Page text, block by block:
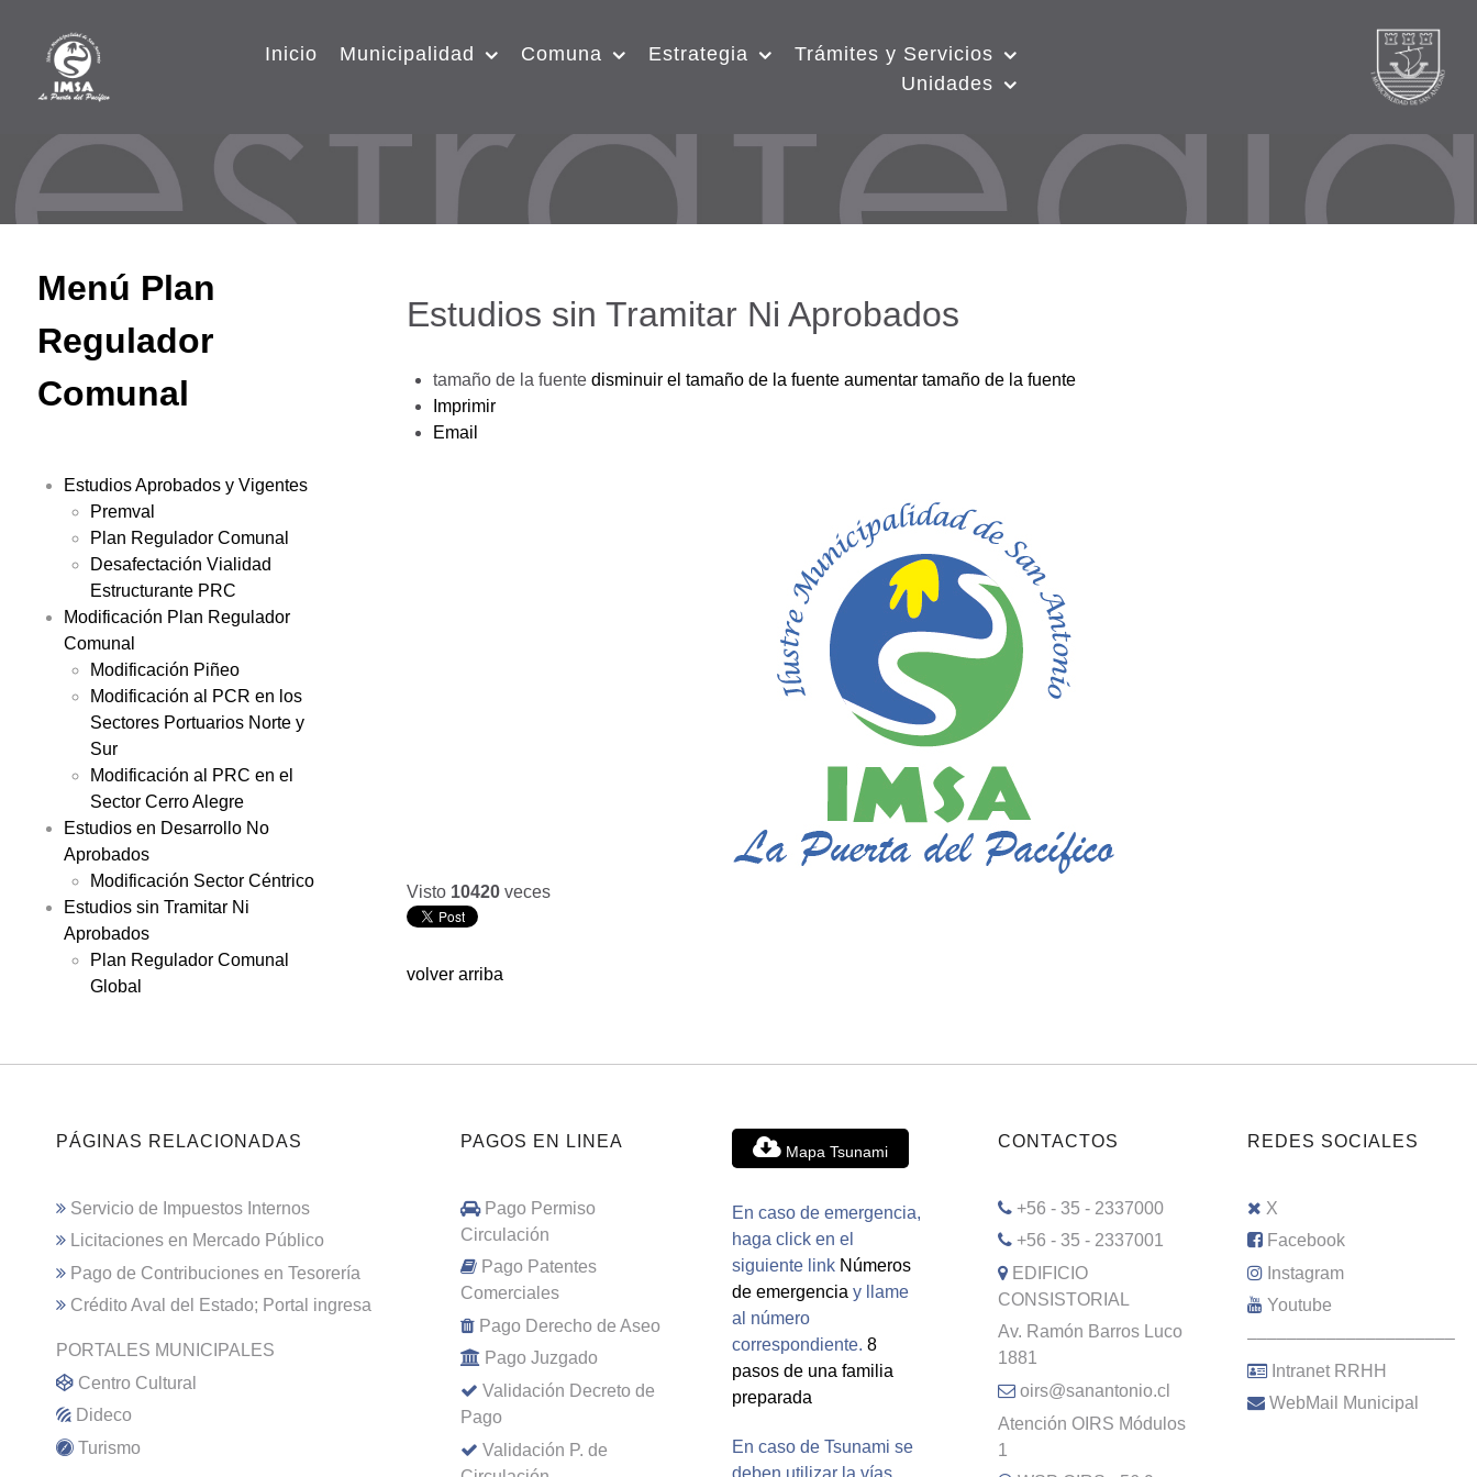
Inicio Municipalidad Comuna Estrategia
Trámites y Servicios
Unidades
Menú Plan
Regulador
Comunal
Estudios Aprobados y Vigentes
Premval
Plan Regulador Comunal
Desafectación Vialidad
Estructurante PRC
Modificación Plan Regulador
Comunal
Modificación Piñeo
Modificación al PCR en los
Sectores Portuarios Norte y
Sur
Modificación al PRC en el
Sector Cerro Alegre
Estudios en Desarrollo No
Aprobados
Modificación Sector Céntrico
Estudios sin Tramitar Ni
Aprobados
Plan Regulador Comunal
Global
Estudios sin Tramitar Ni Aprobados
tamaño de la fuente disminuir el tamaño de la fuente aumentar tamaño de la fuente
Imprimir
Email
Visto 10420 veces
volver arriba
PÁGINAS RELACIONADAS
Servicio de Impuestos Internos
Licitaciones en Mercado Público
Pago de Contribuciones en Tesorería
Crédito Aval del Estado; Portal ingresa
PORTALES MUNICIPALES
Centro Cultural
Dideco
Turismo
PAGOS EN LINEA
Pago Permiso
Circulación
Pago Patentes
Comerciales
Pago Derecho de Aseo
Pago Juzgado
Validación Decreto de
Pago
Validación P. de
Mapa Tsunami
En caso de emergencia,
haga click en el
siguiente link Números
de emergencia y llame
al número
correspondiente. 8
pasos de una familia
preparada
En caso de Tsunami se
deben utilizar la vías
CONTACTOS
+56 - 35 - 2337000
+56 - 35 - 2337001
EDIFICIO
CONSISTORIAL
Av. Ramón Barros Luco
1881
oirs@sanantonio.cl
Atención OIRS Módulos
1
REDES SOCIALES
X
Facebook
Instagram
Youtube
–––––––––––––––––––––
Intranet RRHH
WebMail Municipal